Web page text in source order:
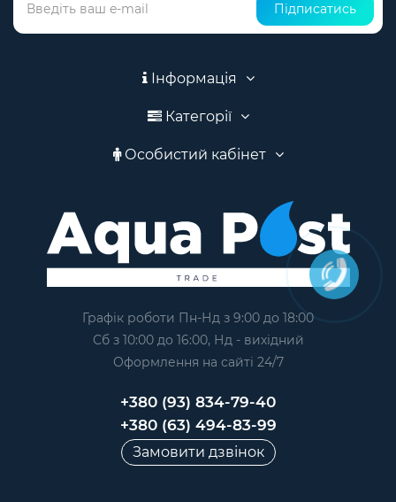
Підписатись
Інформація
Категорії
Особистий кабінет
Графік роботи Пн-Нд з 9:00 до 18:00
Сб з 10:00 до 16:00, Нд - вихідний
Оформлення на сайтi 24/7
+380 (93) 834-79-40
+380 (63) 494-83-99
Замовити дзвінок